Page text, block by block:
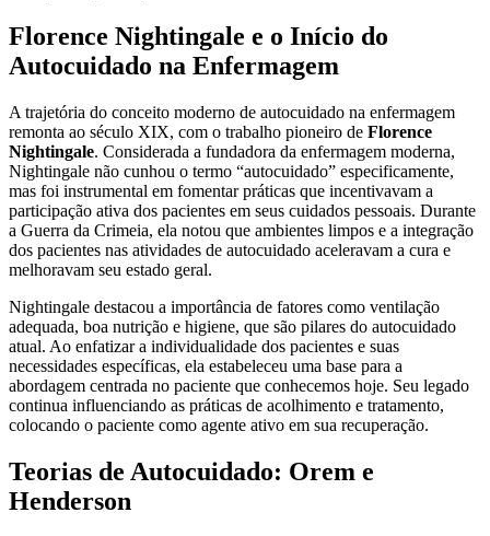
Florence Nightingale e o Início do
Autocuidado na Enfermagem
A trajetória do conceito moderno de autocuidado na enfermagem
remonta ao século XIX, com o trabalho pioneiro de Florence
Nightingale. Considerada a fundadora da enfermagem moderna,
Nightingale não cunhou o termo “autocuidado” especificamente,
mas foi instrumental em fomentar práticas que incentivavam a
participação ativa dos pacientes em seus cuidados pessoais. Durante
a Guerra da Crimeia, ela notou que ambientes limpos e a integração
dos pacientes nas atividades de autocuidado aceleravam a cura e
melhoravam seu estado geral.
Nightingale destacou a importância de fatores como ventilação
adequada, boa nutrição e higiene, que são pilares do autocuidado
atual. Ao enfatizar a individualidade dos pacientes e suas
necessidades específicas, ela estabeleceu uma base para a
abordagem centrada no paciente que conhecemos hoje. Seu legado
continua influenciando as práticas de acolhimento e tratamento,
colocando o paciente como agente ativo em sua recuperação.
Teorias de Autocuidado: Orem e
Henderson